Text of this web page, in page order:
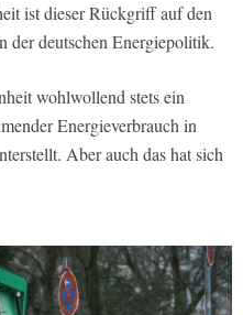
ist dieser Rückgriff auf den
der deutschen Energiepolitik.
wohlwollend stets ein
Energieverbrauch in
Aber auch das hat sich